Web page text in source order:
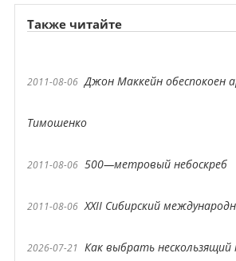
Также читайте
2011-08-06 Джон Маккейн обеспокоен
Тимошенко
2011-08-06 500—метровый небоскреб
2011-08-06 XXII Сибирский
2026-07-21 Как выбрать нескользящий